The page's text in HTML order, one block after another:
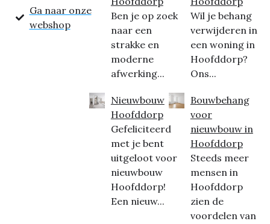
Ga naar onze
webshop
Ben je op zoek
naar een
strakke en
moderne
afwerking...
Nieuwbouw
Hoofddorp
Gefeliciteerd
met je bent
uitgeloot voor
nieuwbouw
Hoofddorp!
Een nieuw...
Wil je behang
verwijderen in
een woning in
Hoofddorp?
Ons...
Bouwbehang
voor
nieuwbouw in
Hoofddorp
Steeds meer
mensen in
Hoofddorp
zien de
voordelen van